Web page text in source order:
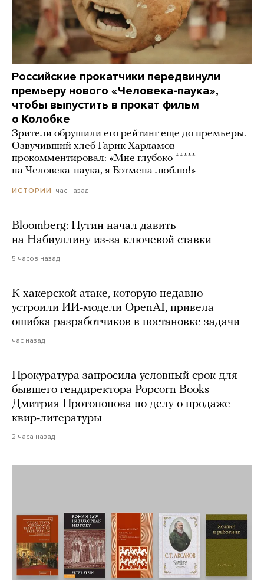
Российские прокатчики передвинули
премьеру нового «Человека-паука»,
чтобы выпустить в прокат фильм
о Колобке
Зрители обрушили его рейтинг еще до премьеры.
Озвучивший хлеб Гарик Харламов
прокомментировал: «Мне глубоко *****
на Человека-паука, я Бэтмена люблю!»
ИСТОРИИ час назад
Bloomberg: Путин начал давить
на Набиуллину из-за ключевой ставки
5 часов назад
К хакерской атаке, которую недавно
устроили ИИ-модели OpenAI, привела
ошибка разработчиков в постановке задачи
час назад
Прокуратура запросила условный срок для
бывшего гендиректора Popcorn Books
Дмитрия Протопопова по делу о продаже
квир-литературы
2 часа назад